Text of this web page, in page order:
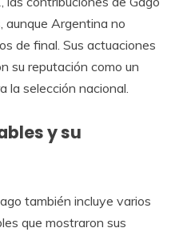
aunque Argentina no
de final. Sus actuaciones
su reputación como un
la selección nacional.
y su
también incluye varios
que mostraron sus